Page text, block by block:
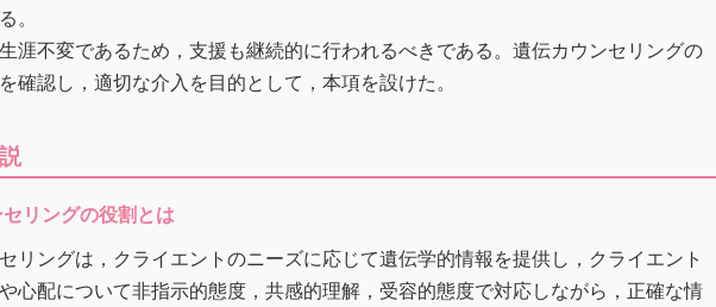
。
涯不変であるため，支援も継続的に行われるべきである。遺伝カウンセリングの
確認し，適切な介入を目的として，本項を設けた。
リングの役割とは
リングは，クライエントのニーズに応じて遺伝学的情報を提供し，クライエント
心配について非指示的態度，共感的理解，受容的態度で対応しながら，正確な情